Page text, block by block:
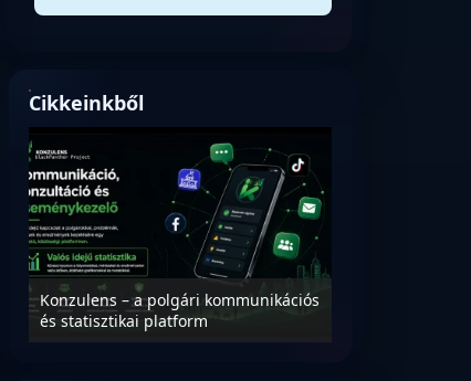
Cikkeinkből
Konzulens – a polgári kommunikációs
és statisztikai platform